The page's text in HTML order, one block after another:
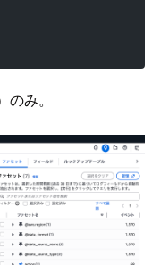
み。